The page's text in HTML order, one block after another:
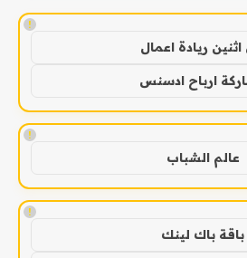
!
اثنين ريادة اعمال
ارباح ادسنس
!
عالم الشباب
!
باقة باك لينك